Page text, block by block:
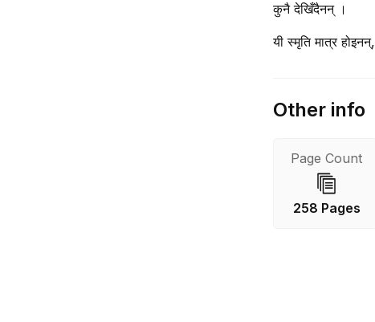
कुनै देखिँदैनन् ।
यी स्मृति मात्र
Other info
Page Count
258 Pages